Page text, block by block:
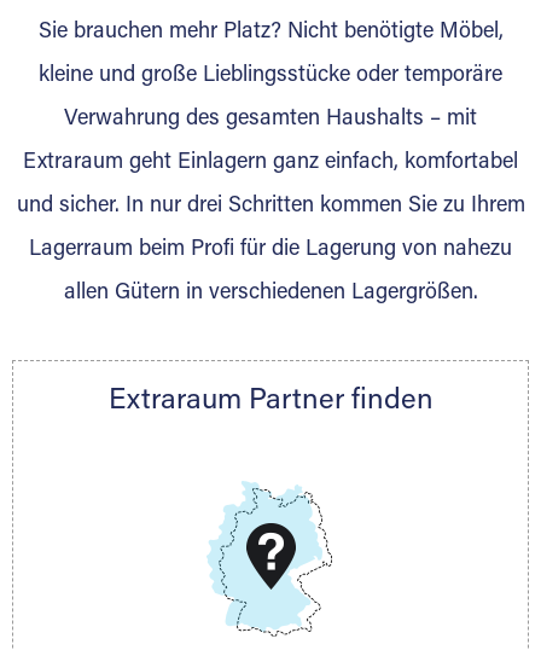
Lagerkunden und Vermietungen.
Ihre Vorteile als Extraraum Partner:
Marktgerechte Preise
Digitale Buchungsplattform
Gewinnung von Neukunden
Nachricht.
Telefon:+49 6145 5442 - 404
DMG Aktiengesellschaft
www.dmg-ag.com
Sie brauchen mehr Platz? Nicht benötigte Möbel,
kleine und große Lieblingsstücke oder temporäre
Verwahrung des gesamten Haushalts – mit
Extraraum geht Einlagern ganz einfach, komfortabel
und sicher. In nur drei Schritten kommen Sie zu Ihrem
Lagerraum beim Profi für die Lagerung von nahezu
allen Gütern in verschiedenen Lagergrößen.
Extraraum Partner finden